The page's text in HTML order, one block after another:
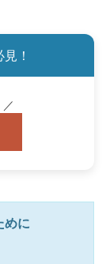
！
めに